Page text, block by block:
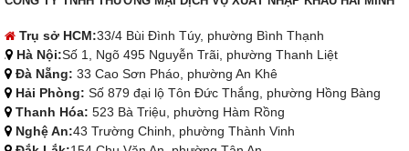
Trụ sở HCM:33/4 Bùi Đình Túy, phường Bình Thạnh
Hà Nội:Số 1, Ngõ 495 Nguyễn Trãi, phường Thanh Liệt
Đà Nẵng: 33 Cao Sơn Pháo, phường An Khê
Hải Phòng: Số 879 đại lộ Tôn Đức Thắng, phường Hồng Bàng
Thanh Hóa: 523 Bà Triệu, phường Hàm Rồng
Nghệ An:43 Trường Chinh, phường Thành Vinh